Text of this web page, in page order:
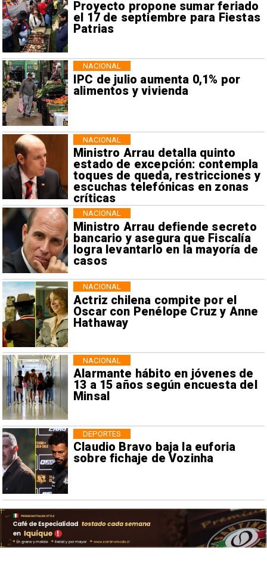
Proyecto propone sumar feriado
el 17 de septiembre para Fiestas
Patrias
IPC de julio aumenta 0,1% por
alimentos y vivienda
NACIONAL
Ministro Arrau detalla quinto
estado de excepción: contempla
toques de queda, restricciones y
escuchas telefónicas en zonas
críticas
NACIONAL
Ministro Arrau defiende secreto
bancario y asegura que Fiscalía
logra levantarlo en la mayoría de
casos
NACIONAL
Actriz chilena compite por el
Oscar con Penélope Cruz y Anne
Hathaway
NACIONAL
Alarmante hábito en jóvenes de
13 a 15 años según encuesta del
Minsal
NACIONAL
Claudio Bravo baja la euforia
sobre fichaje de Vozinha
DEPORTES